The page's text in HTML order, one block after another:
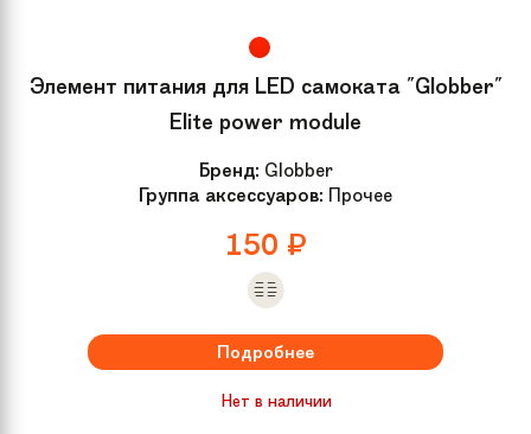
Элемент питания для LED самоката "Globber"
Elite power module
Бренд: Globber
Группа аксессуаров: Прочее
150 ₽
Подробнее
Нет в наличии